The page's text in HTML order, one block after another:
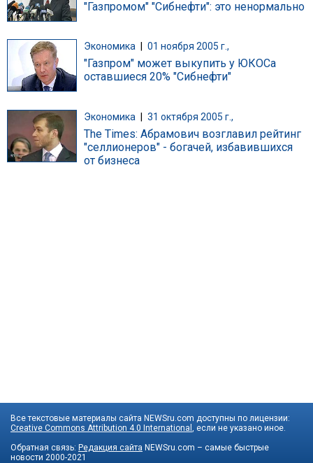
"Газпромом" "Сибнефти": это ненормально
Экономика 01 ноября 2005 г.,
"Газпром" может выкупить у ЮКОСа
оставшиеся 20% "Сибнефти"
Экономика | 31 октября 2005 г.,
The Times: Абрамович возглавил рейтинг
"селлионеров" - богачей, избавившихся
от бизнеса
Все текстовые материалы сайта NEWSru.com доступны по лицензии:
Creative Commons Attribution 4.0 International , если не указано иное.
Обратная связь: Редакция сайта NEWSru.com – самые быстрые
новости 2000-2021